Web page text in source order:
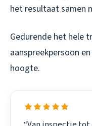
het resultaat samen
Gedurende het hele
aanspreekpersoon
hoogte.